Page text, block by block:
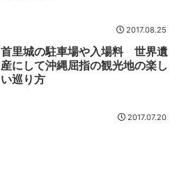
2017.08.25
首里城の駐車場や入場料 世界遺
産にして沖縄屈指の観光地の楽し
い巡り方
2017.07.20